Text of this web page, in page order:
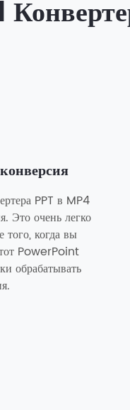
PPT в MP4
Это очень легко
того, когда вы
PowerPoint
обрабатывать